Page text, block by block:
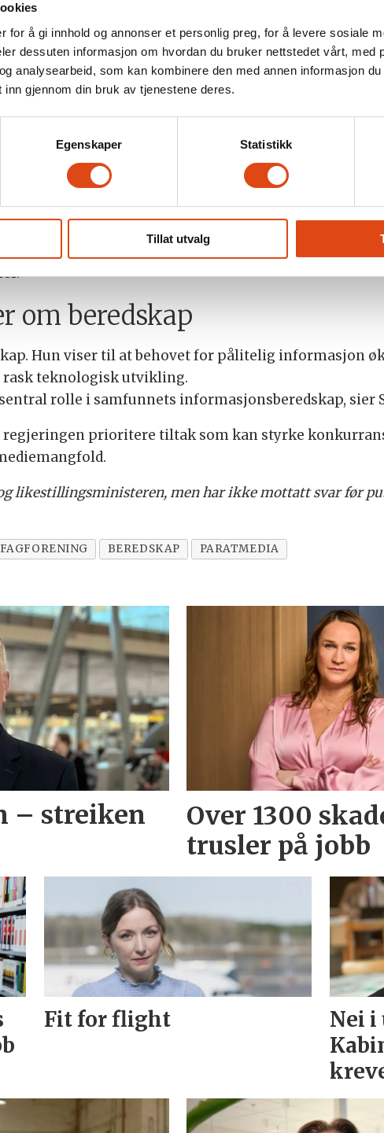
for å gi innhold og annonser et personlig preg, for å levere sosiale
dessuten informasjon om hvordan du bruker nettstedet vårt, med
analysearbeid, som kan kombinere den med annen informasjon
gjennom din bruk av tjenestene deres.
Egenskaper Statistikk
Tillat utvalg
sier Sagen.
ut
Parat Media mener måten GDPR
plattformene.
tydelig samtykke til databehandling, og at
inntektsfall. Samtidig peker hun på at globale
samtykkeløsninger, mens håndhevingen
nærmere på hvordan GDPR praktiseres, med mål
om beredskap
Hun viser til at behovet for pålitelig informasjon
teknologisk utvikling.
rolle i samfunnets informasjonsberedskap, sier
regjeringen prioritere tiltak som kan styrke
likestillingsministeren, men har ikke mottatt svar før
FAGFORENING BEREDSKAP PARATMEDIA
– streiken
Over 1300
trusler på jobb
Fit for flight
Nei i